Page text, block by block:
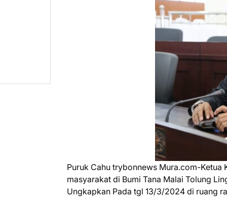
Puruk Cahu trybonnews Mura.com-Ketua
masyarakat di Bumi Tana Malai Tolung
Ungkapkan Pada tgl 13/3/2024 di ruang